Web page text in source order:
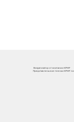
Визуализатор от компании KPMF
Представлены все пленки KPMF